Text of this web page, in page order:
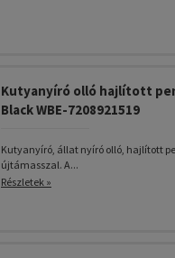
Kutyanyíró olló hajlított
Black WBE-7208921519
Kutyanyíró, állat nyíró olló, hajlított
újtámasszal. A...
Részletek »